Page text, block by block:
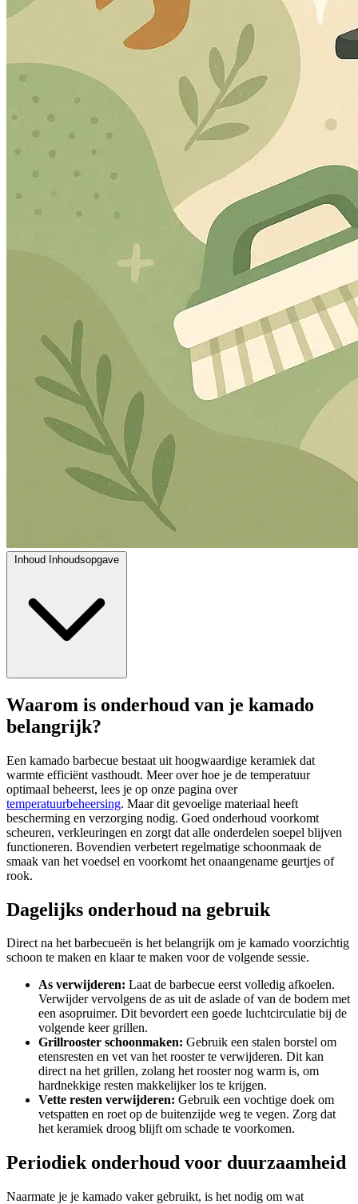
Inhoud Inhoudsopgave
Waarom is onderhoud van je kamado
belangrijk?
Een kamado barbecue bestaat uit hoogwaardige keramiek dat
warmte efficiënt vasthoudt. Meer over hoe je de temperatuur
optimaal beheerst, lees je op onze pagina over
temperatuurbeheersing. Maar dit gevoelige materiaal heeft
bescherming en verzorging nodig. Goed onderhoud voorkomt
scheuren, verkleuringen en zorgt dat alle onderdelen soepel blijven
functioneren. Bovendien verbetert regelmatige schoonmaak de
smaak van het voedsel en voorkomt het onaangename geurtjes of
rook.
Dagelijks onderhoud na gebruik
Direct na het barbecueën is het belangrijk om je kamado voorzichtig
schoon te maken en klaar te maken voor de volgende sessie.
As verwijderen: Laat de barbecue eerst volledig afkoelen.
Verwijder vervolgens de as uit de aslade of van de bodem met
een asopruimer. Dit bevordert een goede luchtcirculatie bij de
volgende keer grillen.
Grillrooster schoonmaken: Gebruik een stalen borstel om
etensresten en vet van het rooster te verwijderen. Dit kan
direct na het grillen, zolang het rooster nog warm is, om
hardnekkige resten makkelijker los te krijgen.
Vette resten verwijderen: Gebruik een vochtige doek om
vetspatten en roet op de buitenzijde weg te vegen. Zorg dat
het keramiek droog blijft om schade te voorkomen.
Periodiek onderhoud voor duurzaamheid
Naarmate je je kamado vaker gebruikt, is het nodig om wat